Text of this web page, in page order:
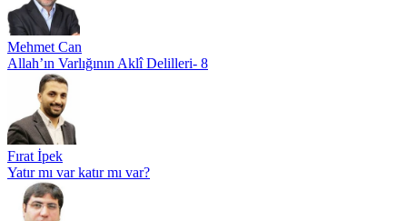
Mehmet Can
Allah’ın Varlığının Aklî Delilleri- 8
Fırat İpek
Yatır mı var katır mı var?